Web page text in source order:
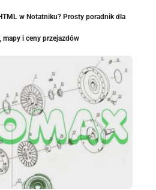
w Notatniku? Prosty poradnik dla
i ceny przejazdów